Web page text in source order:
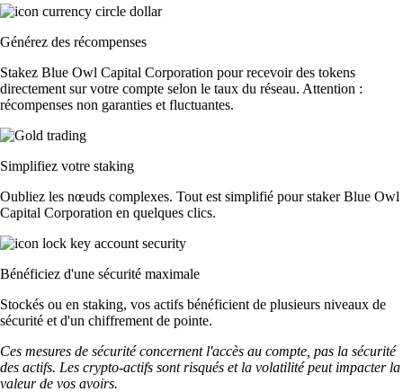
Générez des récompenses
Stakez Blue Owl Capital Corporation pour recevoir des tokens
directement sur votre compte selon le taux du réseau. Attention :
récompenses non garanties et fluctuantes.
Simplifiez votre staking
Oubliez les nœuds complexes. Tout est simplifié pour staker Blue Owl
Capital Corporation en quelques clics.
Bénéficiez d'une sécurité maximale
Stockés ou en staking, vos actifs bénéficient de plusieurs niveaux de
sécurité et d'un chiffrement de pointe.
Ces mesures de sécurité concernent l'accès au compte, pas la sécurité
des actifs. Les crypto-actifs sont risqués et la volatilité peut impacter la
valeur de vos avoirs.